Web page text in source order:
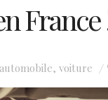
France
automobile, voiture